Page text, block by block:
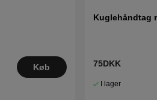
Køb
Kuglehåndtag
75DKK
I lager